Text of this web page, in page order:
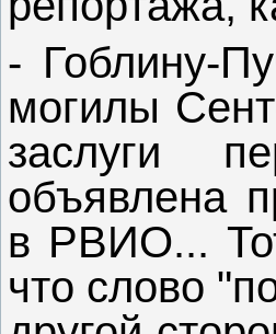
- Гоблину-
могилы
заслуги
объявлена
в РВИО...
что слово